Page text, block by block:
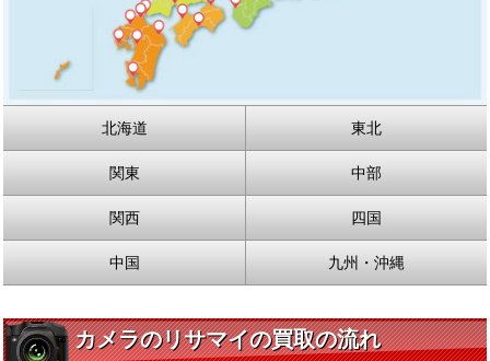
北海道 東北
関東 中部
関西 四国
中国 九州・沖縄